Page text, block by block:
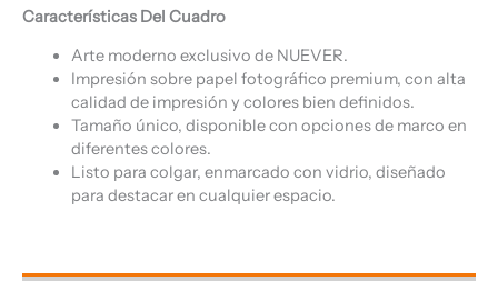
Características Del Cuadro
Arte moderno exclusivo de NUEVER.
Impresión sobre papel fotográfico premium, con alta
calidad de impresión y colores bien definidos.
Tamaño único, disponible con opciones de marco en
diferentes colores.
Listo para colgar, enmarcado con vidrio, diseñado
para destacar en cualquier espacio.